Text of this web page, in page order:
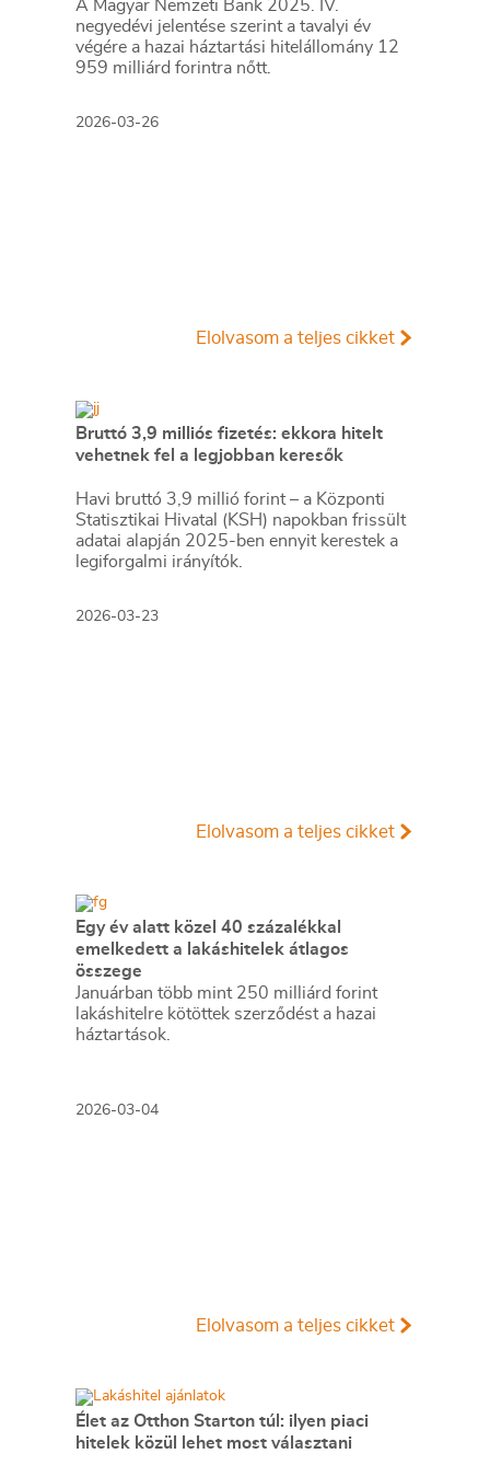
A Magyar Nemzeti Bank 2025. IV.
negyedévi jelentése szerint a tavalyi év
végére a hazai háztartási hitelállomány 12
959 milliárd forintra nőtt.
2026-03-26
Elolvasom a teljes cikket
Bruttó 3,9 milliós fizetés: ekkora hitelt
vehetnek fel a legjobban keresők
Havi bruttó 3,9 millió forint – a Központi
Statisztikai Hivatal (KSH) napokban frissült
adatai alapján 2025-ben ennyit kerestek a
legiforgalmi irányítók.
2026-03-23
Elolvasom a teljes cikket
Egy év alatt közel 40 százalékkal
emelkedett a lakáshitelek átlagos
összege
Januárban több mint 250 milliárd forint
lakáshitelre kötöttek szerződést a hazai
háztartások.
2026-03-04
Elolvasom a teljes cikket
Élet az Otthon Starton túl: ilyen piaci
hitelek közül lehet most választani